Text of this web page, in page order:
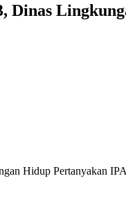
Dinas
Hidup Pertanyakan